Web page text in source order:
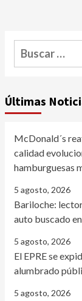
Buscar:
Últimas
McDonald´s
calidad
hamburguesas
5 agosto, 2026
Bariloche:
auto buscado
5 agosto, 2026
El EPRE se
alumbrado
5 agosto, 2026